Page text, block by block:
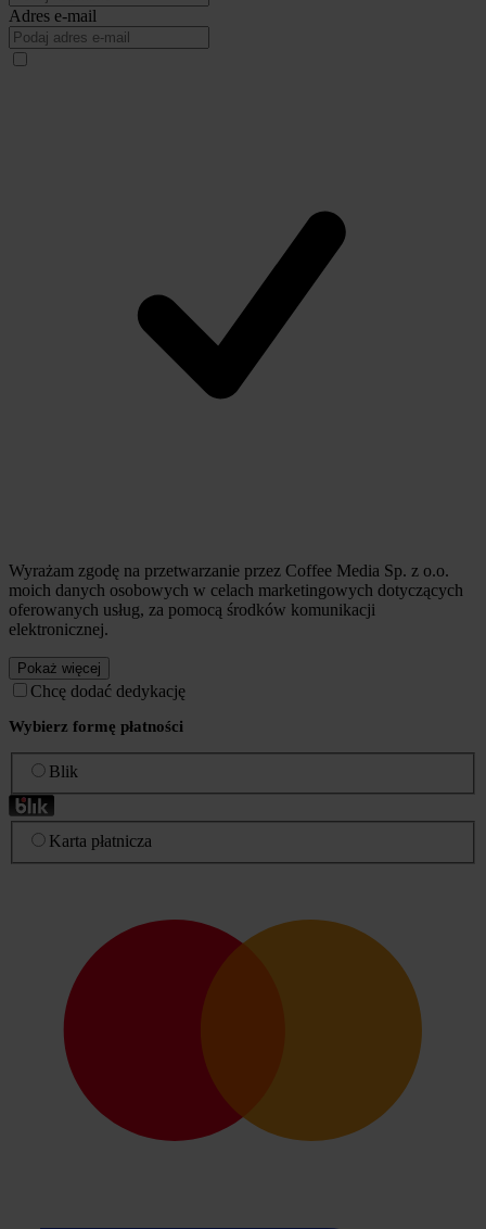
Adres e-mail
Wyrażam zgodę na przetwarzanie przez Coffee Media Sp. z o.o.
moich danych osobowych w celach marketingowych dotyczących
oferowanych usług, za pomocą środków komunikacji
elektronicznej.
Pokaż więcej
Chcę dodać dedykację
Wybierz formę płatności
Blik
Karta płatnicza